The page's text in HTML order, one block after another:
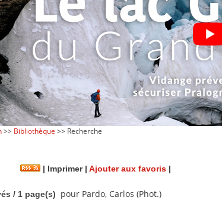
>> Bibliothèque >> Recherche
| Imprimer| Ajouter aux favoris|
/ 1 page(s) pour Pardo, Carlos (Phot.)